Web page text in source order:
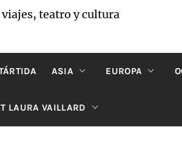
viajes, teatro y cultura
ASIA EUROPA
LAURA VAILLARD